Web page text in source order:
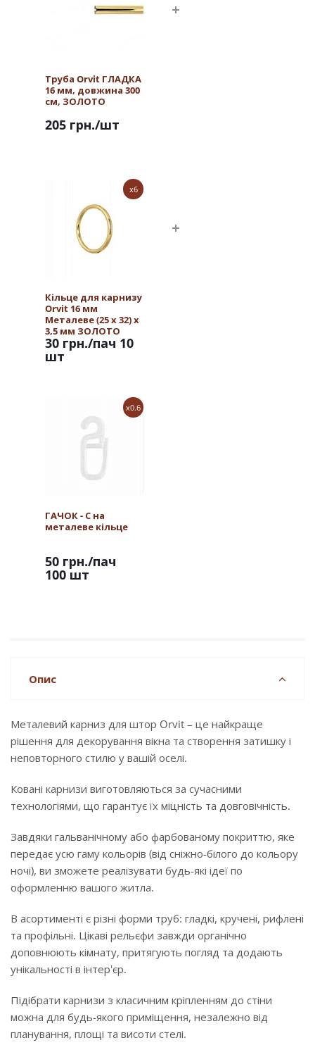
Труба Orvit ГЛАДКА
16 мм, довжина 300
см, ЗОЛОТО
205 грн./шт
x6
Кільце для карнизу
Orvit 16 мм
Металеве (25 х 32) х
3,5 мм ЗОЛОТО
30 грн./пач 10
шт
x0.6
ГАЧОК - С на
металеве кільце
50 грн./пач
100 шт
Опис
Металевий карниз для штор Orvit – це найкраще
рішення для декорування вікна та створення затишку і
неповторного стилю у вашій оселі.
Ковані карнизи виготовляються за сучасними
технологіями, що гарантує їх міцність та довговічність.
Завдяки гальванічному або фарбованому покриттю, яке
передає усю гаму кольорів (від сніжно-білого до кольору
ночі), ви зможете реалізувати будь-які ідеї по
оформленню вашого житла.
В асортименті є різні форми труб: гладкі, кручені, рифлені
та профільні. Цікаві рельєфи завжди органічно
доповнюють кімнату, притягують погляд та додають
унікальності в інтер'єр.
Підібрати карнизи з класичним кріпленням до стіни
можна для будь-якого приміщення, незалежно від
планування, площі та висоти стелі.